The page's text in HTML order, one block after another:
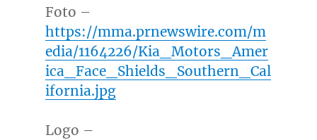
Foto –
https://mma.prnewswire.com/m
edia/1164226/Kia_Motors_Amer
ica_Face_Shields_Southern_Cal
ifornia.jpg
Logo –